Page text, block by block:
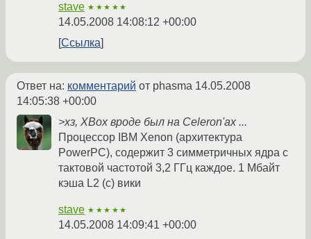
stave ★★★★★
14.05.2008 14:08:12 +00:00
Ссылка
Ответ на: комментарий от phasma 14.05.2008
14:05:38 +00:00
>хз, XBox вроде был на Celeron'ах ...
Процессор IBM Xenon (архитектура
PowerPC), содержит 3 симметричных ядра с
тактовой частотой 3,2 ГГц каждое. 1 Мбайт
кэша L2 (с) вики
stave ★★★★★
14.05.2008 14:09:41 +00:00